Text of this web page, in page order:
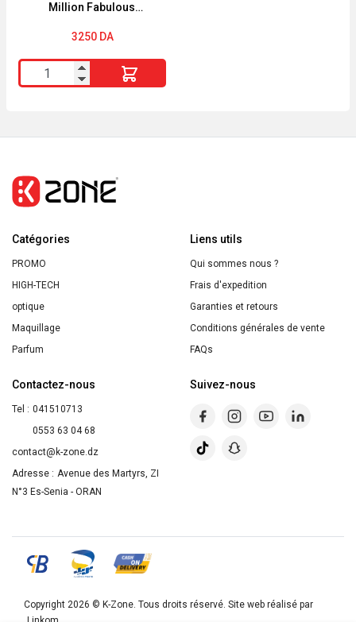
Million Fabulous
3250 DA
quantité
de
Million
Fabulous
(5ml)
EDP
Catégories
PROMO
HIGH-TECH
optique
Maquillage
Parfum
Liens utils
Qui sommes nous ?
Frais d'expedition
Garanties et retours
Conditions générales de vente
FAQs
Contactez-nous
Tel : 041510713
0553 63 04 68
contact@k-zone.dz
Adresse : Avenue des Martyrs, ZI
N°3 Es-Senia - ORAN
Suivez-nous
Copyright 2026 © K-Zone. Tous droits réservé. Site web réalisé par